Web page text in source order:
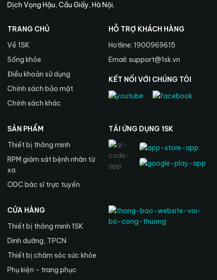
Dịch Vọng Hậu, Cầu Giấy, Hà Nội.
TRANG CHỦ
Về 1SK
Sống khỏe
Điều khoản sử dụng
Chính sách bảo mật
Chính sách khác
HỖ TRỢ KHÁCH HÀNG
Hotline: 1900969615
Email: support@1sk.vn
KẾT NỐI VỚI CHÚNG TÔI
SẢN PHẨM
Thiết bị thông minh
RPM giám sát bệnh nhân từ
xa
ODC bác sĩ trực tuyến
TẢI ỨNG DỤNG 1SK
CỬA HÀNG
Thiết bị thông minh 1SK
Dinh dưỡng, TPCN
Thiết bị chăm sóc sức khỏe
Phụ kiện - trang phục